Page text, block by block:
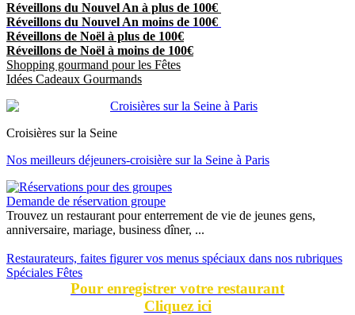
Réveillons du Nouvel An à plus de 100€
Réveillons du Nouvel An moins de 100€
Réveillons de Noël à plus de 100€
Réveillons de Noël à moins de 100€
Shopping gourmand pour les Fêtes
Idées Cadeaux Gourmands
Croisières sur la Seine
Nos meilleurs déjeuners-croisière sur la Seine à Paris
Demande de réservation groupe
Trouvez un restaurant pour enterrement de vie de jeunes gens,
anniversaire, mariage, business dîner, ...
Restaurateurs, faites figurer vos menus spéciaux dans nos rubriques
Spéciales Fêtes
Pour enregistrer votre restaurant
Cliquez ici